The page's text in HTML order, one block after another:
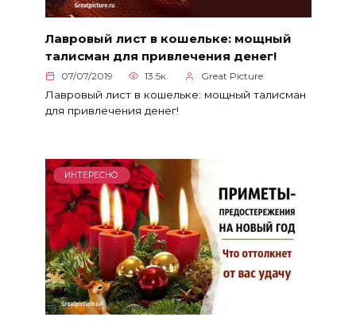
Лавровый лист в кошельке: мощный
талисман для привлечения денег!
07/07/2019 13.5к. Great Picture
Лавровый лист в кошельке: мощный талисман
для привлечения денег!
ИНТЕРЕСНО